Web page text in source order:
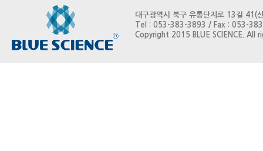
대구광역시 북구 유통단지로 13길 41(
Tel : 053-383-3893 / Fax : 053-
Copyright 2015 BLUE SCIENCE. All